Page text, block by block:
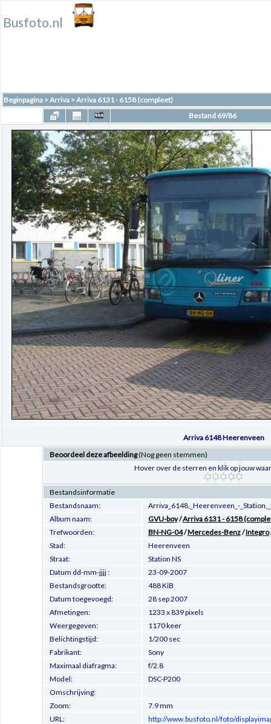
Busfoto.nl
Beginpagina >Arriva >Arriva 6131 - 6158 (compleet)
Bestand 69/86
Arriva 6148 Heerenveen
Beoordeel deze afbeelding(Nog geen stemmen)
Hover over de sterren en klik op jouw
Bestandsinformatie
Bestandsnaam:
Arriva_6148,_Heerenveen_-
Album naam:
GVU-boy/Arriva 6131 - 6158
Trefwoorden:
BN-NG-04/Mercedes-Benz/Integro
Stad:
Heerenveen
Straat:
Station NS
Datum dd-mm-jjjj :
23-09-2007
Bestandsgrootte:
488 KiB
Datum toegevoegd:
28 sep 2007
Afmetingen:
1233 x 839 pixels
Weergegeven:
1170 keer
Belichtingstijd:
1/200 sec
Fabrikant:
Sony
Maximaal diafragma:
f/2.8
Model:
DSC-P200
Omschrijving:
Zoom:
7.9 mm
URL:
http://www.busfoto.nl/foto/